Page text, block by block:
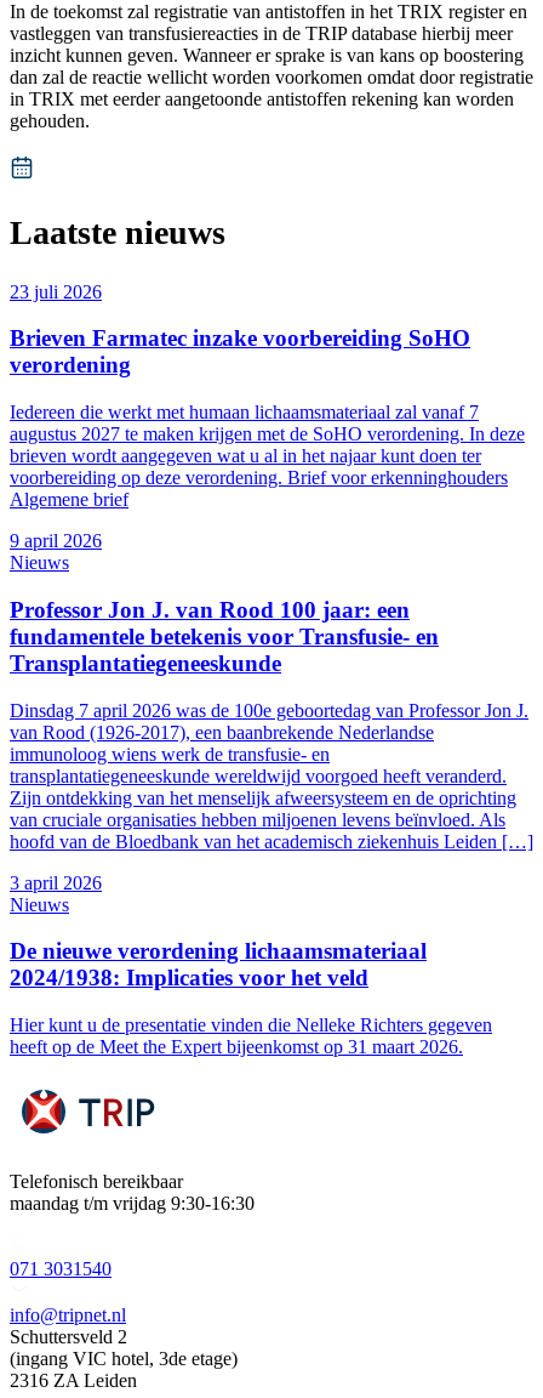
In de toekomst zal registratie van antistoffen in het TRIX register en
vastleggen van transfusiereacties in de TRIP database hierbij meer
inzicht kunnen geven. Wanneer er sprake is van kans op boostering
dan zal de reactie wellicht worden voorkomen omdat door registratie
in TRIX met eerder aangetoonde antistoffen rekening kan worden
gehouden.
Laatste nieuws
23 juli 2026
Brieven Farmatec inzake voorbereiding SoHO
verordening
Iedereen die werkt met humaan lichaamsmateriaal zal vanaf 7
augustus 2027 te maken krijgen met de SoHO verordening. In deze
brieven wordt aangegeven wat u al in het najaar kunt doen ter
voorbereiding op deze verordening. Brief voor erkenninghouders
Algemene brief
9 april 2026
Nieuws
Professor Jon J. van Rood 100 jaar: een
fundamentele betekenis voor Transfusie- en
Transplantatiegeneeskunde
Dinsdag 7 april 2026 was de 100e geboortedag van Professor Jon J.
van Rood (1926-2017), een baanbrekende Nederlandse
immunoloog wiens werk de transfusie- en
transplantatiegeneeskunde wereldwijd voorgoed heeft veranderd.
Zijn ontdekking van het menselijk afweersysteem en de oprichting
van cruciale organisaties hebben miljoenen levens beïnvloed. Als
hoofd van de Bloedbank van het academisch ziekenhuis Leiden […]
3 april 2026
Nieuws
De nieuwe verordening lichaamsmateriaal
2024/1938: Implicaties voor het veld
Hier kunt u de presentatie vinden die Nelleke Richters gegeven
heeft op de Meet the Expert bijeenkomst op 31 maart 2026.
Telefonisch bereikbaar
maandag t/m vrijdag 9:30-16:30
071 3031540
info@tripnet.nl
Schuttersveld 2
(ingang VIC hotel, 3de etage)
2316 ZA Leiden